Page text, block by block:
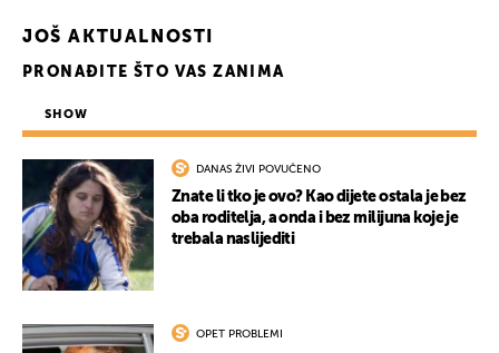
JOŠ AKTUALNOSTI
PRONAĐITE ŠTO VAS ZANIMA
SHOW
DANAS ŽIVI POVUČENO
Znate li tko je ovo? Kao dijete ostala je bez
oba roditelja, a onda i bez milijuna koje je
trebala naslijediti
OPET PROBLEMI